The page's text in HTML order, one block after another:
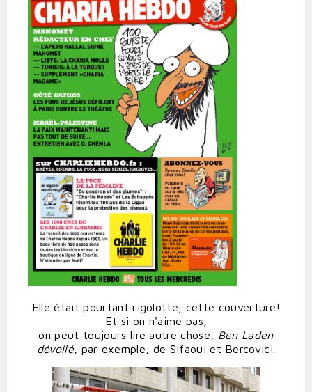
Elle était pourtant rigolotte, cette couverture!
Et si on n'aime pas,
on peut toujours lire autre chose, Ben Laden
dévoilé, par exemple, de Sifaoui et Bercovici.